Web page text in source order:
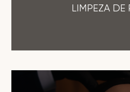
LIMPEZA DE